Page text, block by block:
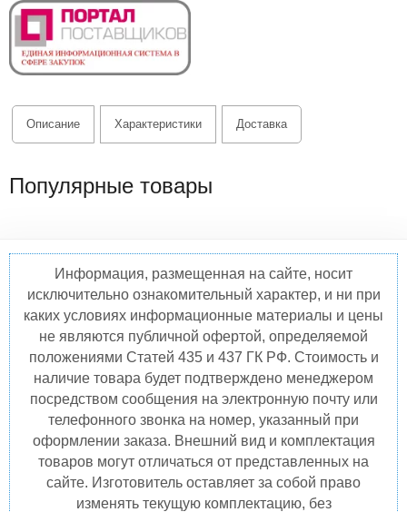
Описание Характеристики Доставка
Популярные товары
Информация, размещенная на сайте, носит
исключительно ознакомительный характер, и ни при
каких условиях информационные материалы и цены
не являются публичной офертой, определяемой
положениями Статей 435 и 437 ГК РФ. Стоимость и
наличие товара будет подтверждено менеджером
посредством сообщения на электронную почту или
телефонного звонка на номер, указанный при
оформлении заказа. Внешний вид и комплектация
товаров могут отличаться от представленных на
сайте. Изготовитель оставляет за собой право
изменять текущую комплектацию, без